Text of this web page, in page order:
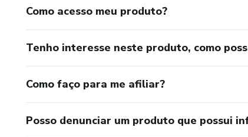
Como acesso meu produto?
Tenho interesse neste produto, como
Como faço para me afiliar?
Posso denunciar um produto que possui